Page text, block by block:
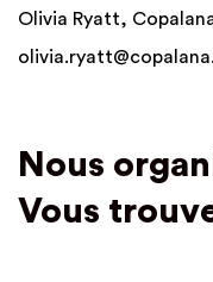
Olivia Ryatt,
Nous
Vous